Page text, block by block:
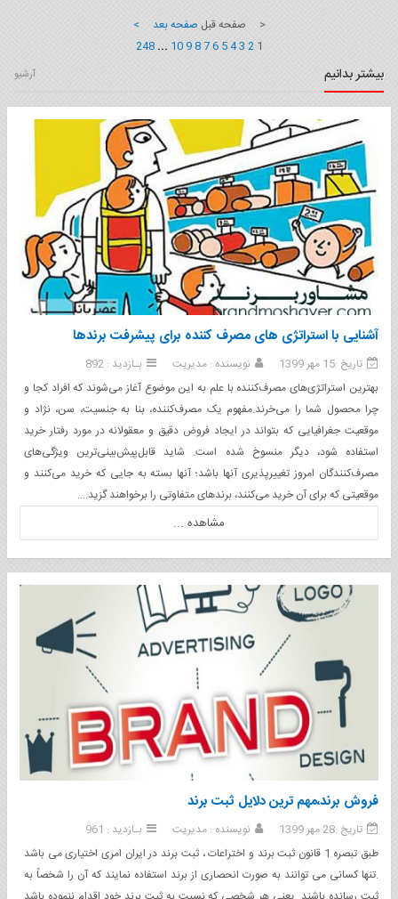
< صفحه قبل صفحه بعد >
1
2
3
4
5
6
7
8
9
10
...
248
بیشتر بدانیم آرشیو
آشنایی با استراتژی های مصرف کننده برای پیشرفت برندها
تاریخ :15 مهر 1399 نویسنده : مدیریت
بـازدید : 892
بهترین استراتژی‌های مصرف‌کننده با علم به این موضوع آغاز می‌شوند که افراد کجا و
چرا محصول شما را می‌خرند.مفهوم یک مصرف‌کننده، بنا به جنسیت، سن، نژاد و
موقعیت جغرافیایی که بتواند در ایجاد فروض دقیق و معقولانه در مورد رفتار خرید
استفاده شود، دیگر منسوخ شده است. شاید قابل‌پیش‌بینی‌ترین ویژگی‌های
مصرف‌کنندگان امروز تغییرپذیری آنها باشد؛ آنها بسته به جایی که خرید می‌کنند و
موقعیتی که برای آن خرید می‌کنند، برندهای متفاوتی را برخواهند گزید....
مشاهده ...
فروش برند،مهم ترین دلایل ثبت برند
تاریخ :28 مهر 1399 نویسنده : مدیریت
بـازدید : 961
طبق تبصره 1 قانون ثبت برند و اختراعات ، ثبت برند در ایران امری اختیاری می باشد
.تنها کسانی می توانند به صورت انحصاری از برند استفاده نمایند که آن را شخصاً به